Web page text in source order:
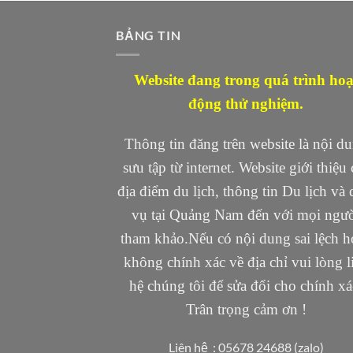
BẢNG TIN
Website đang trong quá trình
động thử nghiệm.
Thông tin đăng trên website là nội
sưu tập từ internet. Website giới thiệu
địa điểm du lịch, thông tin Du lịch và
vụ tại Quảng Nam đến với mọi
tham khảo.Nếu có nội dung sai lệch
không chính xác về địa chỉ vui lòng
hệ chúng tôi để sửa đổi cho chính
Trân trọng cảm ơn !
Liên hệ : 05678 24688 (zalo)